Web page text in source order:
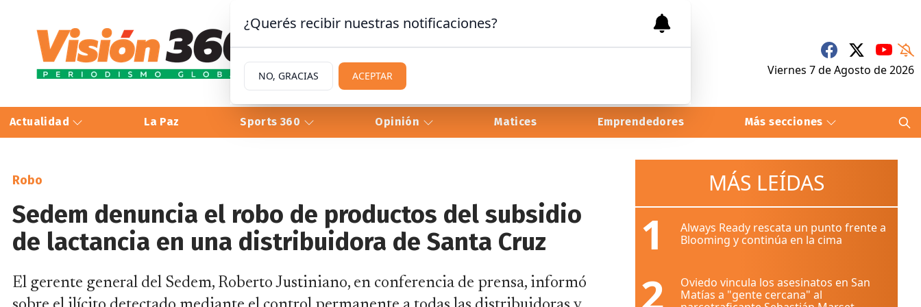
Viernes 7deAgosto de 2026
Actualidad La Paz Sports 360 Opinión Matices Emprendedores Más secciones
Robo
Sedem denuncia el robo de productos del subsidio
de lactancia en una distribuidora de Santa Cruz
El gerente general del Sedem, Roberto Justiniano, en conferencia de prensa, informó
MÁS LEÍDAS
1
Always Ready rescata un punto frente a
Blooming y continúa en la cima
2
Oviedo vincula los asesinatos en San
Matías a "gente cercana" al
¿Querés recibir nuestras notificaciones?
NO, GRACIAS ACEPTAR